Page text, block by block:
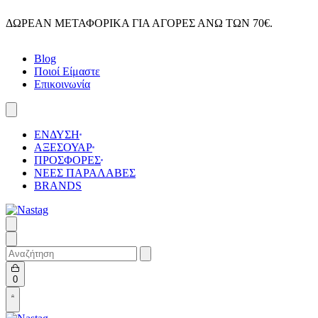
to
ΔΩΡΕΑΝ ΜΕΤΑΦΟΡΙΚΑ ΓΙΑ ΑΓΟΡΕΣ ΑΝΩ ΤΩΝ 70€.
Blog
Ποιοί Είμαστε
Επικοινωνία
ΕΝΔΥΣΗ
ΑΞΕΣΟΥΑΡ
ΠΡΟΣΦΟΡΕΣ
ΝΕΕΣ ΠΑΡΑΛΑΒΕΣ
BRANDS
Search
for:
0Open
cart
Open
details